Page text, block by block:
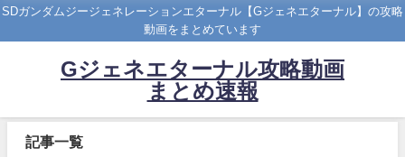
SDガンダムジージェネレーションエターナル【Gジェネエターナル】の攻略
動画をまとめています
Gジェネエターナル攻略動画
まとめ速報
記事一覧